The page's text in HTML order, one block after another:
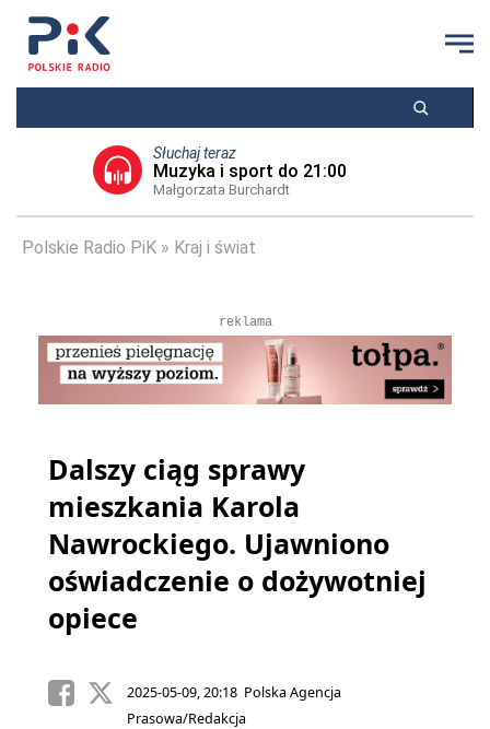
Słuchaj teraz
Muzyka i sport do 21:00
Małgorzata Burchardt
Polskie Radio PiK Kraj i świat
reklama
Dalszy ciąg sprawy
mieszkania Karola
Nawrockiego. Ujawniono
oświadczenie o dożywotniej
opiece
2025-05-09, 20:18 Polska Agencja
Prasowa/Redakcja